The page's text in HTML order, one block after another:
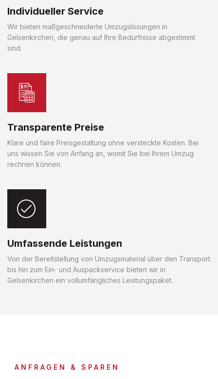
Individueller Service
Wir bieten maßgeschneiderte Umzugslösungen in
Gelsenkirchen, die genau auf Ihre Bedürfnisse abgestimmt
sind.
Transparente Preise
Klare und faire Preisgestaltung ohne versteckte Kosten. Bei
uns wissen Sie von Anfang an, womit Sie bei Ihrem Umzug
rechnen können.
Umfassende Leistungen
Von der Bereitstellung von Umzugsmaterial über den Transport
bis hin zum Ein- und Auspackservice bieten wir in
Gelsenkirchen ein vollumfängliches Leistungspaket.
ANFRAGEN & SPAREN